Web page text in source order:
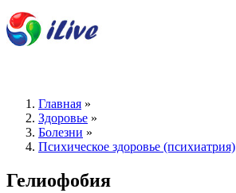
Главная »
Здоровье »
Болезни »
Психическое здоровье (психиатрия)
Гелиофобия